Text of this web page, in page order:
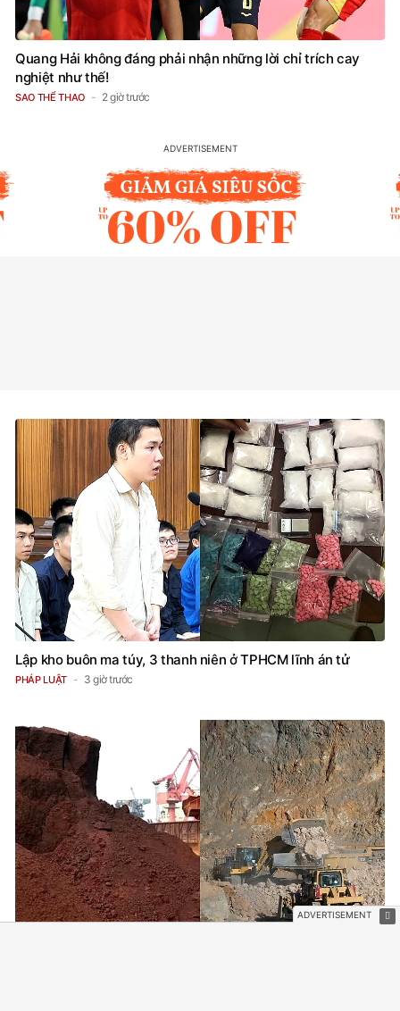
Quang Hải không đáng phải nhận những lời chỉ trích cay
nghiệt như thế!
SAO THỂ THAO 2 giờ trước
Lập kho buôn ma túy, 3 thanh niên ở TPHCM lĩnh án tử
PHÁP LUẬT 3 giờ trước